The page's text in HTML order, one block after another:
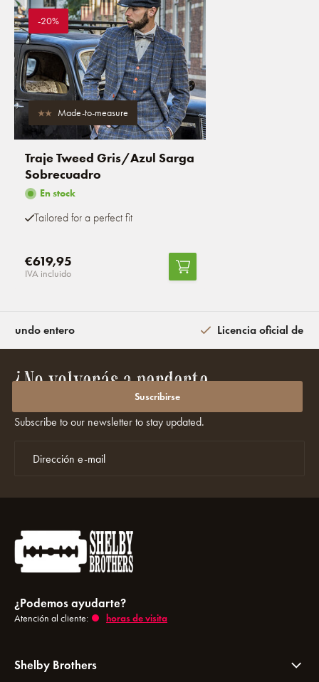
-20%
Made-to-measure
Traje Tweed Gris/Azul Sarga
Sobrecuadro
En stock
Tailored for a perfect fit
€619,95
IVA incluido
mundo entero Licencia oficial de
¿No volverás a perderte
promociones ni descuentos?
Subscribe to our newsletter to stay updated.
Suscribirse
¿Podemos ayudarte?
Atención al cliente: horas de visita
Shelby Brothers